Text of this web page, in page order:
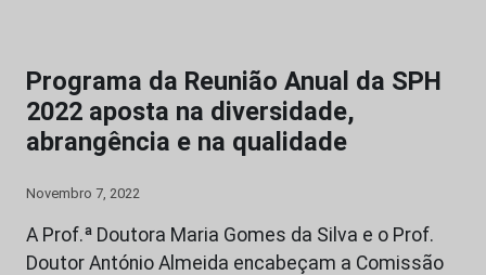
Programa da Reunião Anual da SPH
2022 aposta na diversidade,
abrangência e na qualidade
Novembro 7, 2022
A Prof.ª Doutora Maria Gomes da Silva e o Prof.
Doutor António Almeida encabeçam a Comissão